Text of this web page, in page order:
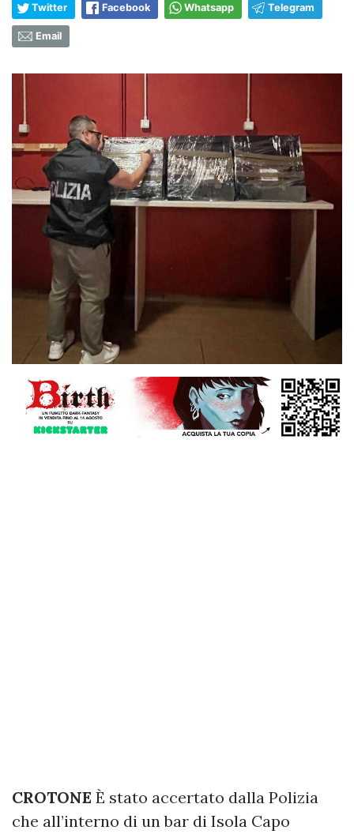
Twitter Facebook Whatsapp Telegram
Email
CROTONE È stato accertato dalla Polizia
che all’interno di un bar di Isola Capo